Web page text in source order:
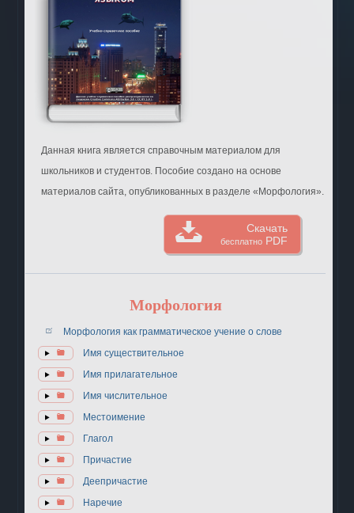
Данная книга является справочным материалом для
школьников и студентов. Пособие создано на основе
материалов сайта, опубликованных в разделе «Морфология».
Скачать
бесплатно PDF
Морфология
Морфология как грамматическое учение о слове
Имя существительное
Имя прилагательное
Имя числительное
Местоимение
Глагол
Причастие
Деепричастие
Наречие